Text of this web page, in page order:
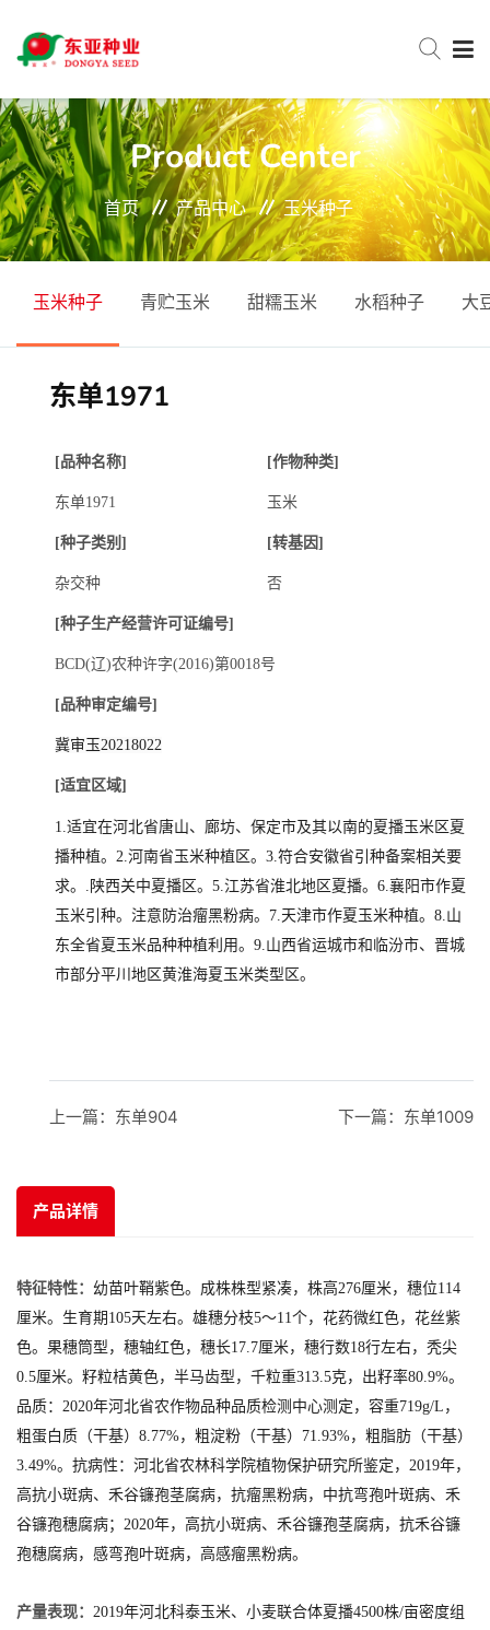
网站首页
关于东亚
新闻中心
官方商城
Product Center
首页 产品中心 玉米种子
玉米种子 青贮玉米 甜糯玉米 水稻种子 大
东单1971
[品种名称] [作物种类]
东单1971 玉米
[种子类别] [转基因]
杂交种 否
[种子生产经营许可证编号]
BCD(辽)农种许字(2016)第0018号
[品种审定编号]
冀审玉20218022
[适宜区域]
1.适宜在河北省唐山、廊坊、保定市及其以南的夏播玉米区夏
播种植。2.河南省玉米种植区。3.符合安徽省引种备案相关要
求。. 陕西关中夏播区。5.江苏省淮北地区夏播。6.襄阳市作夏
玉米引种。注意防治瘤黑粉病。7.天津市作夏玉米种植。8.山
东全省夏玉米品种种植利用。9.山西省运城市和临汾市、晋城
市部分平川地区黄淮海夏玉米类型区。
上一篇： 东单904 下一篇： 东单1009
产品详情
特征特性： 幼苗叶鞘紫色。成株株型紧凑，株高276厘米，穗位114
厘米。生育期105天左右。雄穗分枝5～11个，花药微红色，花丝紫
色。果穗筒型，穗轴红色，穗长17.7厘米，穗行数18行左右，秃尖
0.5厘米。籽粒桔黄色，半马齿型，千粒重313.5克，出籽率80.9%。
品质：2020年河北省农作物品种品质检测中心测定，容重719g/L，
粗蛋白质（干基）8.77%，粗淀粉（干基）71.93%，粗脂肪（干基）
3.49%。抗病性：河北省农林科学院植物保护研究所鉴定，2019年，
高抗小斑病、禾谷镰孢茎腐病，抗瘤黑粉病，中抗弯孢叶斑病、禾
谷镰孢穗腐病；2020年，高抗小斑病、禾谷镰孢茎腐病，抗禾谷镰
孢穗腐病，感弯孢叶斑病，高感瘤黑粉病。
产量表现： 2019年河北科泰玉米、小麦联合体夏播4500株/亩密度组